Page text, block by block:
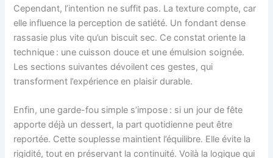
Cependant, l’intention ne suffit pas. La texture compte, car
elle influence la perception de satiété. Un fondant dense
rassasie plus vite qu’un biscuit sec. Ce constat oriente la
technique : une cuisson douce et une émulsion soignée.
Les sections suivantes dévoilent ces gestes, qui
transforment l’expérience en plaisir durable.
Enfin, une garde-fou simple s’impose : si un jour de fête
apporte déjà un dessert, la part quotidienne peut être
reportée. Cette souplesse maintient l’équilibre. Elle évite la
rigidité, tout en préservant la continuité. Voilà la logique qui